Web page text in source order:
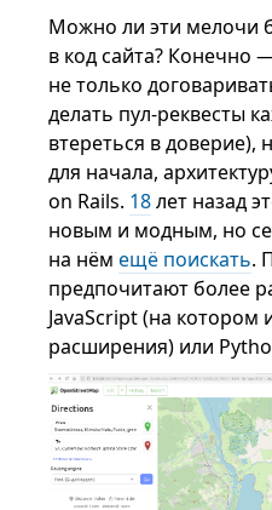
Можно ли эти мелочи
в код сайта?
не только
делать пул-реквесты
втереться в доверие),
для начала,
on Rails. 18лет назад
новым и модным, но
на нёмещё поискать.
предпочитают более
JavaScript (на
расширения) или